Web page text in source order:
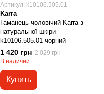
Артикул: k10106.505.01
Karra
Гаманець чоловічий Karra з
натуральної шкіри
k10106.505.01 чорний
1 420 грн 2 029 грн
В наличии
Купить